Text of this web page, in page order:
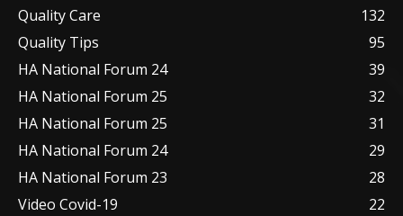
Quality Care
132
Quality Tips
95
HA National Forum 24
39
HA National Forum 25
32
HA National Forum 25
31
HA National Forum 24
29
HA National Forum 23
28
Video Covid-19
22